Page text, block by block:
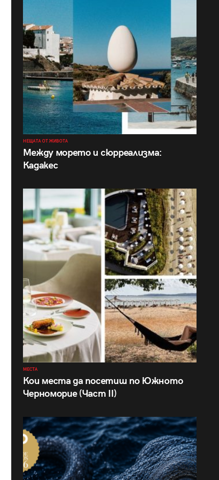
НЕЩАТА ОТ ЖИВОТА
Между морето и сюрреализма:
Кадакес
МЕСТА
Кои места да посетиш по Южното
Черноморие (Част II)